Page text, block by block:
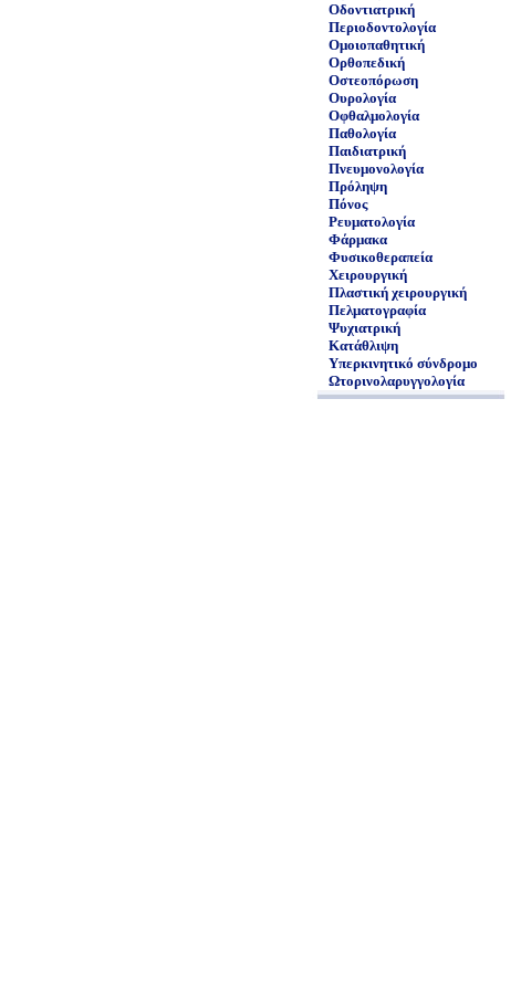
Οδοντιατρική
Περιοδοντολογία
Ομοιοπαθητική
Ορθοπεδική
Οστεοπόρωση
Ουρολογία
Οφθαλμολογία
Παθολογία
Παιδιατρική
Πνευμονολογία
Πρόληψη
Πόνος
Ρευματολογία
Φάρμακα
Φυσικοθεραπεία
Χειρουργική
Πλαστική χειρουργική
Πελματογραφία
Ψυχιατρική
Κατάθλιψη
Υπερκινητικό σύνδρομο
Ωτορινολαρυγγολογία